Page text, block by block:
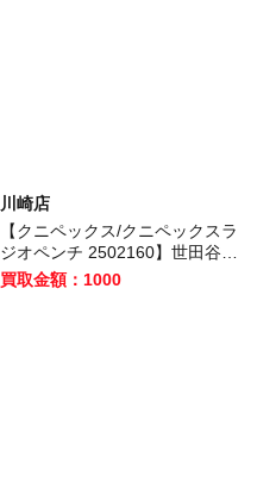
川崎店
【クニペックス/クニペックスラ
ジオペンチ 2502160】世田谷区
のお客様から買取いたしまし
買取金額：1000